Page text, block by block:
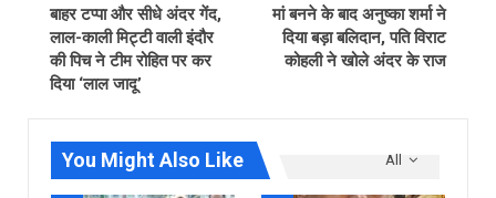
बाहर टप्पा और सीधे अंदर गेंद,
लाल-काली मिट्टी वाली इंदौर
की पिच ने टीम रोहित पर कर
दिया ‘लाल जादू’
मां बनने के बाद अनुष्का शर्मा ने
दिया बड़ा बलिदान, पति विराट
कोहली ने खोले अंदर के राज
All
You Might Also Like